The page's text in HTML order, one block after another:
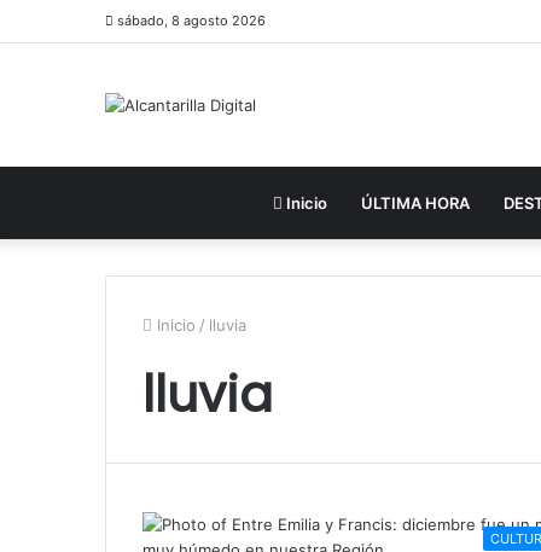
sábado, 8 agosto 2026
Inicio ÚLTIMA HORA
Inicio / lluvia
lluvia